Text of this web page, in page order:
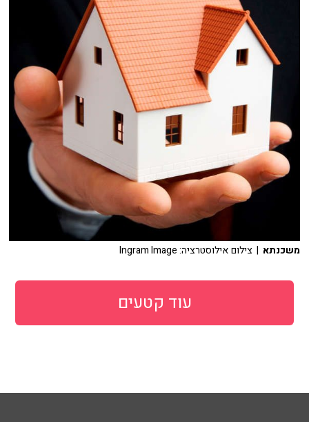
משכנתא | צילום אילוסטרציה: Ingram Image
עוד קטעים